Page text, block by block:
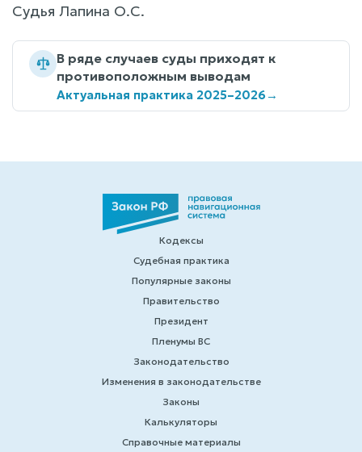
Судья Лапина О.С.
В ряде случаев суды приходят к
противоположным выводам
Актуальная практика 2025–2026→
Кодексы
Судебная практика
Популярные законы
Правительство
Президент
Пленумы ВС
Законодательство
Изменения в законодательстве
Законы
Калькуляторы
Справочные материалы